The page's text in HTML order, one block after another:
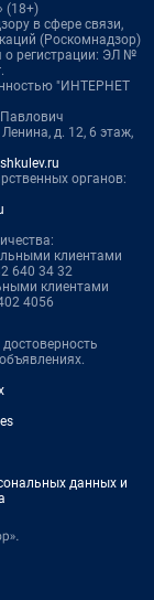
(18+)
в сфере связи,
(Роскомнадзор)
о регистрации: ЭЛ №
"ИНТЕРНЕТ
д. 12, 6 этаж,
органов:
клиентами
640 34 32
клиентами
4056
данных и